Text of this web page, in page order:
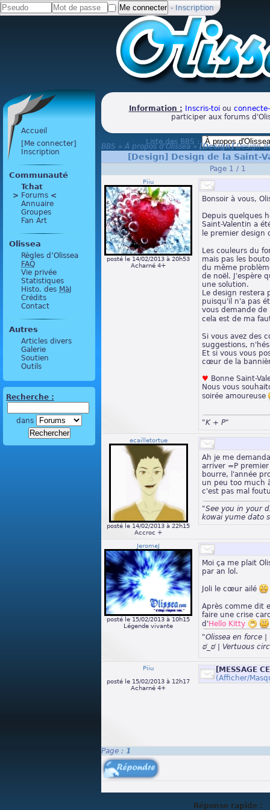
- Inscription
Accueil
[Me connecter]
Inscription
Communauté
Tchat
> Forums <
Annuaire
Groupes
Fan Art
Olissea
Règles d’Olissea
FAQ
Vie privée
Statistiques
Histo. des MàJ
Crédits
Contact
Autres
Articles divers
Galerie
Soutien
Outils
Recherche :
dans
Information : Inscris-toiou
participer aux forums
Liste des BBS :
BBS » À propos d'Olissea»[Design]Design
[Design] Design de la Saint-
Page 1 / 1
Piiu
posté le 14/02/2013 à 20h53
Acharné 4+
Bonsoir à vous,
Depuis quelques
Saint-Valentin a
le premier design
Les couleurs du
mais pas les
du même
de noël. J'espère
une solution.
Le design restera
puisqu'il n'a pas
vous demande
cela est de ma
Si vous avez des
suggestions,
Et si vous vous
cœur de la
♥ Bonne Saint-
Nous vous
soirée amoureuse
"K + P"
ecailletortue
posté le 14/02/2013 à 22h15
Accroc +
Ah je me
arriver =P
bourre, l'année
un peu too much
c'est pas mal
"See you in your
kowai yume dato
JeromeJ
posté le 15/02/2013 à 10h15
Légende vivante
Moi ça me plait
par an lol.
Joli le cœur ailé
Après comme dit
faire une crise
d'Hello Kitty
"Olissea en force
ಠ_ಠ | Vertuous
Piiu
posté le 15/02/2013 à 12h17
Acharné 4+
[MESSAGE
(Afficher/
"K + P"
Page : 1
Réponse rapide :